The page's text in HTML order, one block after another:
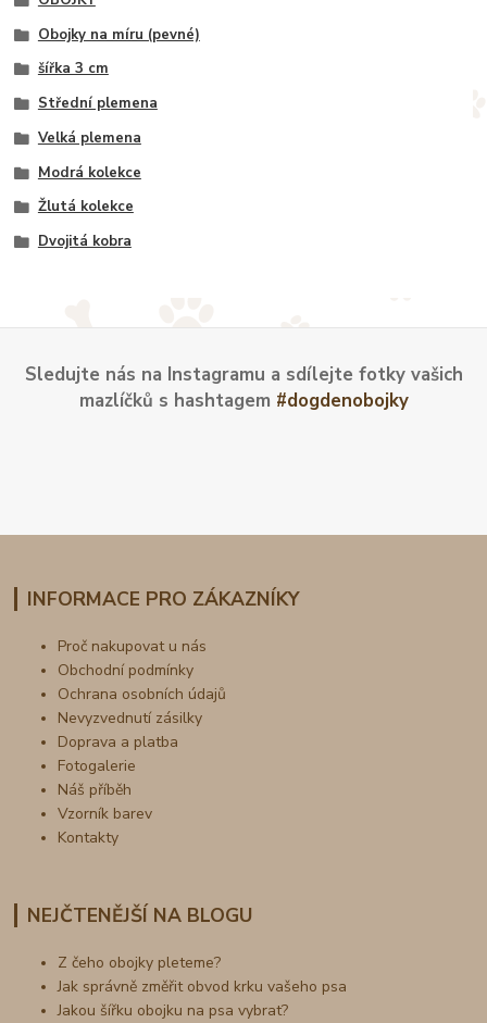
Obojky na míru (pevné)
šířka 3 cm
Střední plemena
Velká plemena
Modrá kolekce
Žlutá kolekce
Dvojitá kobra
Sledujte nás na Instagramu a sdílejte fotky vašich
mazlíčků s hashtagem #dogdenobojky
INFORMACE PRO ZÁKAZNÍKY
Proč nakupovat u nás
Obchodní podmínky
Ochrana osobních údajů
Nevyzvednutí zásilky
Doprava a platba
Fotogalerie
Náš příběh
Vzorník barev
Kontakty
NEJČTENĚJŠÍ NA BLOGU
Z čeho obojky pleteme?
Jak správně změřit obvod krku vašeho psa
Jakou šířku obojku na psa vybrat?